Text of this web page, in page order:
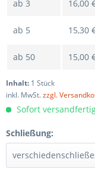
ab 3 16,00
ab 5 15,30
ab 50 15,00
Inhalt: 1 Stück
inkl. MwSt.zzgl.
Sofort
Schließung: